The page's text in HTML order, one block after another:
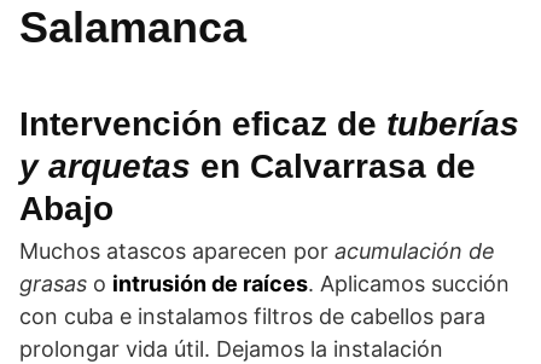
Salamanca
Intervención eficaz de tuberías
y arquetas en Calvarrasa de
Abajo
Muchos atascos aparecen por acumulación de
grasas o intrusión de raíces. Aplicamos succión
con cuba e instalamos filtros de cabellos para
prolongar vida útil. Dejamos la instalación